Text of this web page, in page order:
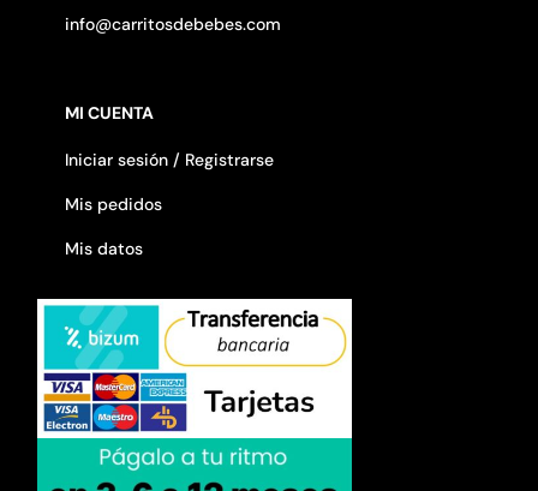
info@carritosdebebes.com
MI CUENTA
Iniciar sesión / Registrarse
Mis pedidos
Mis datos